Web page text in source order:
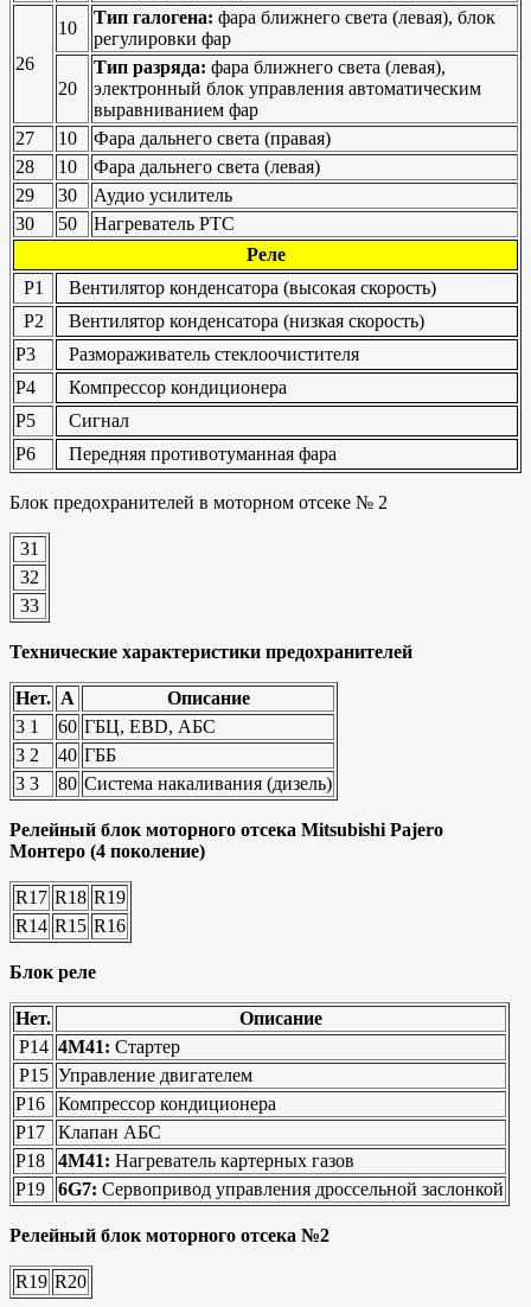
26
10
Тип галогена: фара ближнего света (левая), блок
регулировки фар
20
Тип разряда: фара ближнего света (левая),
электронный блок управления автоматическим
выравниванием фар
27
10
Фара дальнего света (правая)
28
10
Фара дальнего света (левая)
29
30
Аудио усилитель
30
50
Нагреватель PTC
Реле
Р1
Вентилятор конденсатора (высокая скорость)
Р2
Вентилятор конденсатора (низкая скорость)
Р3
Размораживатель стеклоочистителя
Р4
Компрессор кондиционера
Р5
Сигнал
Р6
Передняя противотуманная фара
Блок предохранителей в моторном отсеке № 2
31
32
33
Технические характеристики предохранителей
Нет. А
Описание
3 1 60 ГБЦ, EBD, АБС
3 2 40 ГББ
3 3 80 Система накаливания (дизель)
Релейный блок моторного отсека Mitsubishi Pajero
Монтеро (4 поколение)
R17 R18 R19
R14 R15 R16
Блок реле
Нет.
Описание
Р14 4M41: Стартер
Р15 Управление двигателем
Р16
Компрессор кондиционера
Р17
Клапан АБС
Р18
4M41: Нагреватель картерных газов
Р19
6G7: Сервопривод управления дроссельной заслонкой
Релейный блок моторного отсека №2
R19 R20